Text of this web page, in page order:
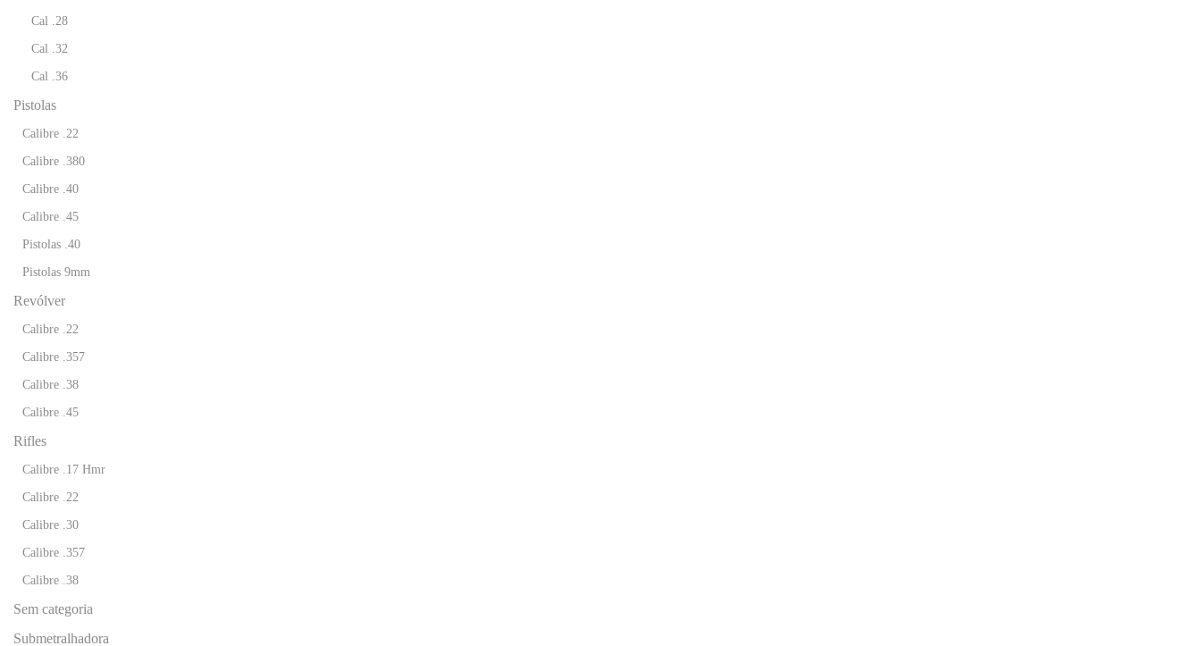
Cal .28
Cal .32
Cal .36
Pistolas
Calibre .22
Calibre .380
Calibre .40
Calibre .45
Pistolas .40
Pistolas 9mm
Revólver
Calibre .22
Calibre .357
Calibre .38
Calibre .45
Rifles
Calibre .17 Hmr
Calibre .22
Calibre .30
Calibre .357
Calibre .38
Sem categoria
Submetralhadora
TIRE SUAS DUVIDAS